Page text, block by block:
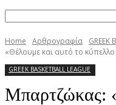
Home Αρθρογραφία GREEK
«Θέλουμε και αυτό το κύπελλο
GREEK BASKETBALL LEAGUE
Μπαρτζώκας: